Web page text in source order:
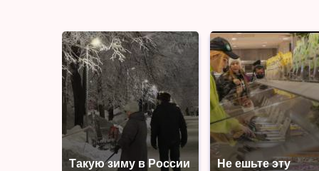
Такую зиму в России
Не ешьте эту